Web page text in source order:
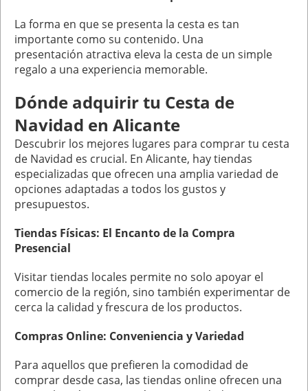
La forma en que se presenta la cesta es tan
importante como su contenido. Una
presentación atractiva eleva la cesta de un simple
regalo a una experiencia memorable.
Dónde adquirir tu Cesta de
Navidad en Alicante
Descubrir los mejores lugares para comprar tu cesta
de Navidad es crucial. En Alicante, hay tiendas
especializadas que ofrecen una amplia variedad de
opciones adaptadas a todos los gustos y
presupuestos.
Tiendas Físicas: El Encanto de la Compra
Presencial
Visitar tiendas locales permite no solo apoyar el
comercio de la región, sino también experimentar de
cerca la calidad y frescura de los productos.
Compras Online: Conveniencia y Variedad
Para aquellos que prefieren la comodidad de
comprar desde casa, las tiendas online ofrecen una